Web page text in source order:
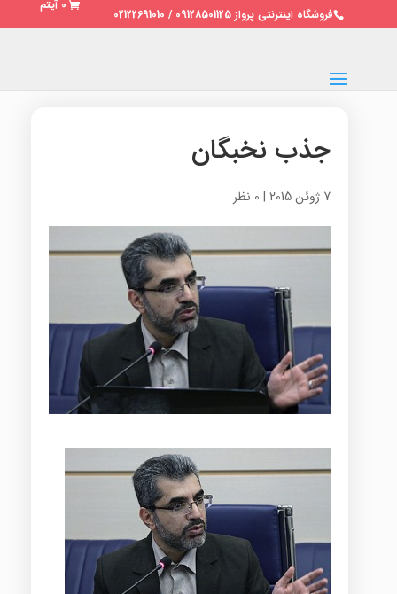
فروشگاه اینترنتی پرواز 09128501125 / 02122691010
0 آیتم
جذب نخبگان
7 ژوئن 2015 | 0 نظر